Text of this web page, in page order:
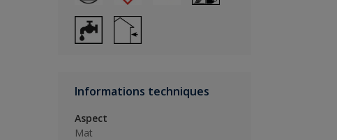
Informations techniques
Aspect
Mat